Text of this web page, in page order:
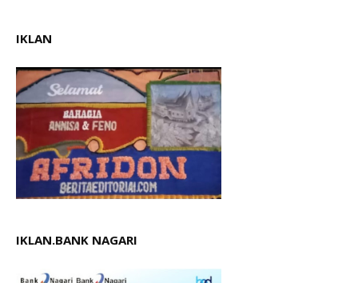
IKLAN
IKLAN.BANK NAGARI